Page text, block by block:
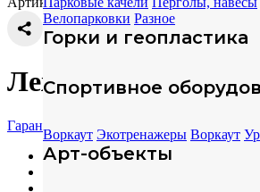
Велопарковки Разное
Горки и геопластика
Спортивное
Воркаут Экотренажеры Воркаут
Арт-объекты
Лежак ELMAF
Гарантия
Характеристики